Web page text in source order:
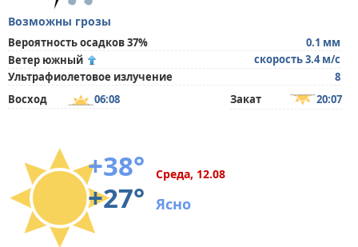
Возможны грозы
Вероятность осадков 37%
0.1 мм
Ветер южный
скорость 3.4 м/с
Ультрафиолетовое излучение
8
Восход
06:08 Закат 20:07
+38°
+27°
Среда, 12.08
Ясно